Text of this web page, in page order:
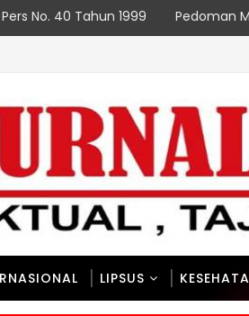
Pers No. 40 Tahun 1999 Pedoman
LIPSUS